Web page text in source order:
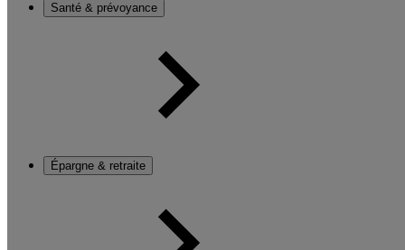
Santé & prévoyance
Épargne & retraite